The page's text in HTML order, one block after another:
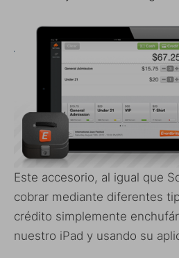
Este accesorio, al igual que
cobrar mediante diferentes
crédito simplemente
nuestro iPad y usando su